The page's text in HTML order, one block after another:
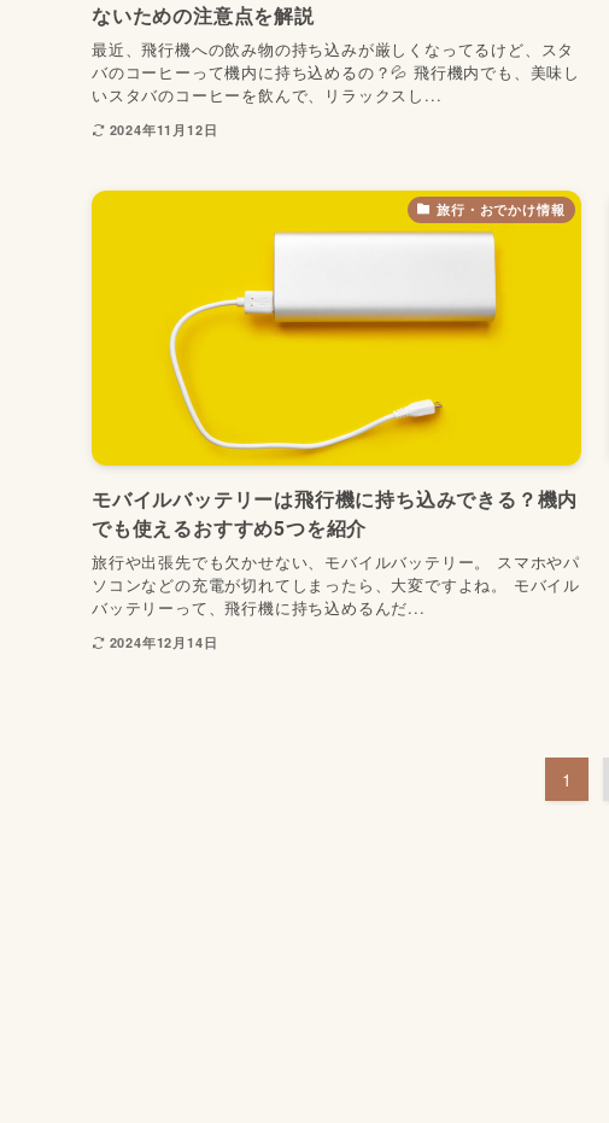
ないための注意点を解説
最近、飛行機への飲み物の持ち込みが厳しくなってるけど、スタ
バのコーヒーって機内に持ち込めるの？💦 飛行機内でも、美味し
いスタバのコーヒーを飲んで、リラックスし...
2024年11月12日
旅行・おでかけ情報
モバイルバッテリーは飛行機に持ち込みできる？機内
でも使えるおすすめ5つを紹介
旅行や出張先でも欠かせない、モバイルバッテリー。 スマホやパ
ソコンなどの充電が切れてしまったら、大変ですよね。 モバイル
バッテリーって、飛行機に持ち込めるんだ...
2024年12月14日
1